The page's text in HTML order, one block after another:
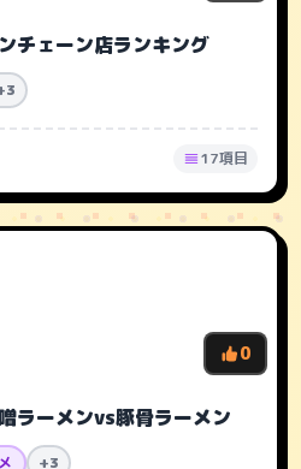
チェーン店ランキング
17項目
0
ラーメンvs豚骨ラーメン
+3